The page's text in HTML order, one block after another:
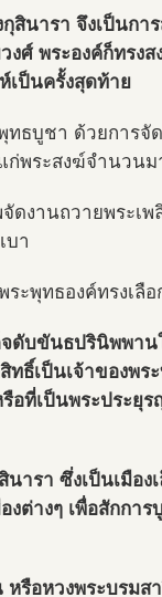
สินารา จึงเป็นกา
งศ์ พระองค์ก็ทรง
เป็นครั้งสุดท้าย
ธบูชา ด้วยการจั
พระสงฆ์จำนวน
จัดงานถวายพระ
บา
ระพุทธองค์ทรงเลื
ดับขันธปรินิพพาน
ธิ์เป็นเจ้าของพร
อที่เป็นพระประยุ
ารา ซึ่งเป็นเมือง
งต่างๆ เพื่อสักก
หรือหวงพระบรม